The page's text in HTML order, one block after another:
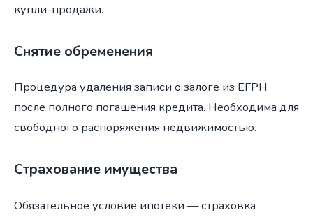
купли-продажи.
Снятие обременения
Процедура удаления записи о залоге из ЕГРН
после полного погашения кредита. Необходима для
свободного распоряжения недвижимостью.
Страхование имущества
Обязательное условие ипотеки — страховка